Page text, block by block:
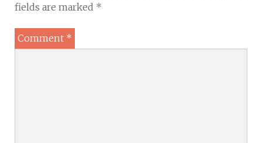
fields are marked *
Comment *